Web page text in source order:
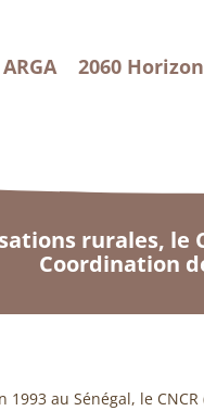
ARGA 2060 Horizon
rurales, le
Coordination
au Sénégal, le